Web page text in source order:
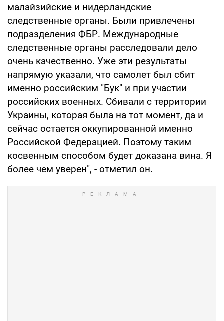
малайзийские и нидерландские
следственные органы. Были привлечены
подразделения ФБР. Международные
следственные органы расследовали дело
очень качественно. Уже эти результаты
напрямую указали, что самолет был сбит
именно российским "Бук" и при участии
российских военных. Сбивали с территории
Украины, которая была на тот момент, да и
сейчас остается оккупированной именно
Российской Федерацией. Поэтому таким
косвенным способом будет доказана вина. Я
более чем уверен", - отметил он.